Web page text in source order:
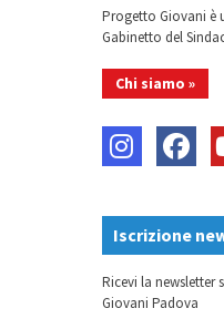
Progetto Giovani è
Gabinetto del
Chi siamo »
Iscrizione
Ricevi la newsletter
Giovani Padova